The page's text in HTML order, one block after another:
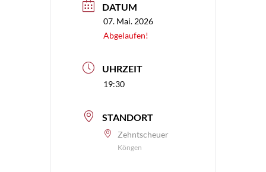
DATUM
07. Mai. 2026
Abgelaufen!
UHRZEIT
19:30
STANDORT
Zehntscheuer
Köngen